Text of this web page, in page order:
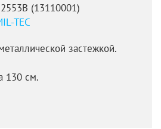
(13110001)
TEC
застежкой.
130 см.